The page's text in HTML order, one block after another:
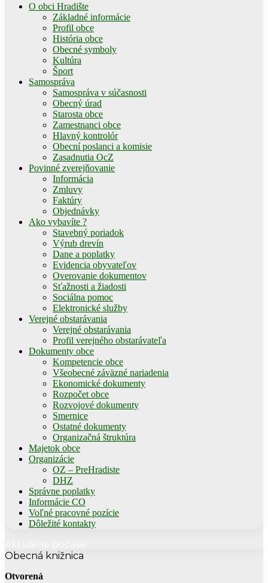
O obci Hradište
Základné informácie
Profil obce
História obce
Obecné symboly
Kultúra
Šport
Samospráva
Samospráva v súčasnosti
Obecný úrad
Starosta obce
Zamestnanci obce
Hlavný kontrolór
Obecní poslanci a komisie
Zasadnutia OcZ
Povinné zverejňovanie
Informácia
Zmluvy
Faktúry
Objednávky
Ako vybavíte ?
Stavebný poriadok
Výrub drevín
Dane a poplatky
Evidencia obyvateľov
Overovanie dokumentov
Sťažnosti a žiadosti
Sociálna pomoc
Elektronické služby
Verejné obstarávania
Verejné obstarávania
Profil verejného obstarávateľa
Dokumenty obce
Kompetencie obce
Všeobecné záväzné nariadenia
Ekonomické dokumenty
Rozpočet obce
Rozvojové dokumenty
Smernice
Ostatné dokumenty
Organizačná štruktúra
Majetok obce
Organizácie
OZ – PreHradiste
DHZ
Správne poplatky
Informácie CO
Voľné pracovné pozície
Dôležité kontakty
Obecná knižnica
Otvorená